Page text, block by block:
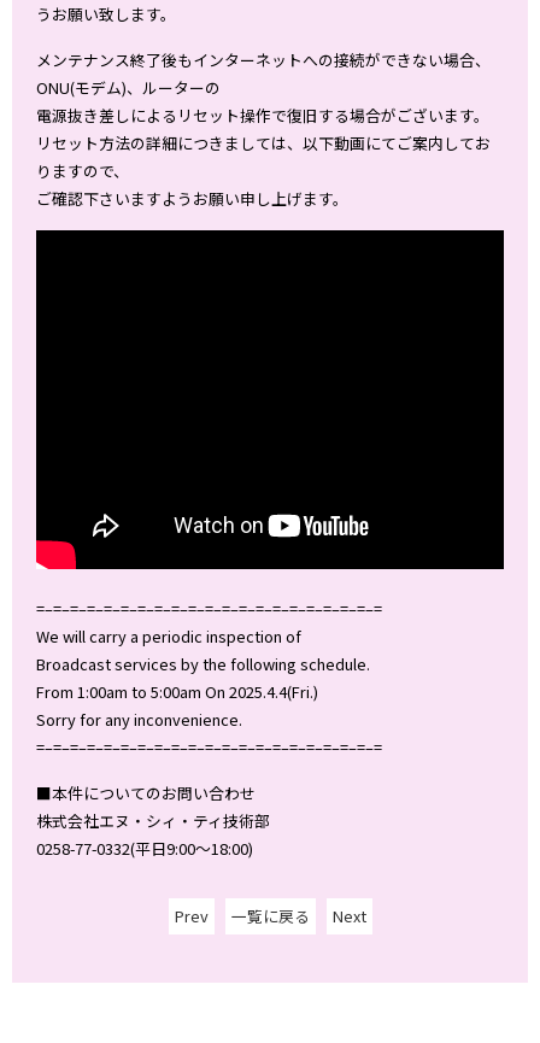
うお願い致します。
メンテナンス終了後もインターネットへの接続ができない場合、
ONU(モデム)、ルーターの
電源抜き差しによるリセット操作で復旧する場合がございます。
リセット方法の詳細につきましては、以下動画にてご案内してお
りますので、
ご確認下さいますようお願い申し上げます。
=–=–=–=–=–=–=–=–=–=–=–=–=–=–=–=–=–=–=–=–=
We will carry a periodic inspection of
Broadcast services by the following schedule.
From 1:00am to 5:00am On 2025.4.4(Fri.)
Sorry for any inconvenience.
=–=–=–=–=–=–=–=–=–=–=–=–=–=–=–=–=–=–=–=–=
■本件についてのお問い合わせ
株式会社エヌ・シィ・ティ技術部
0258-77-0332(平日9:00～18:00)
Prev 一覧に戻る Next